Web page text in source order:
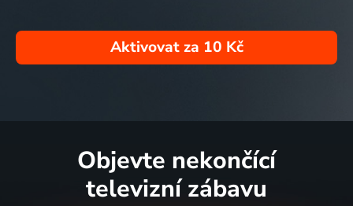
Aktivovat za 10 Kč
Objevte nekončící
televizní zábavu